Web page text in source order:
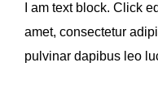
I am text block. Click
amet, consectetur
pulvinar dapibus leo